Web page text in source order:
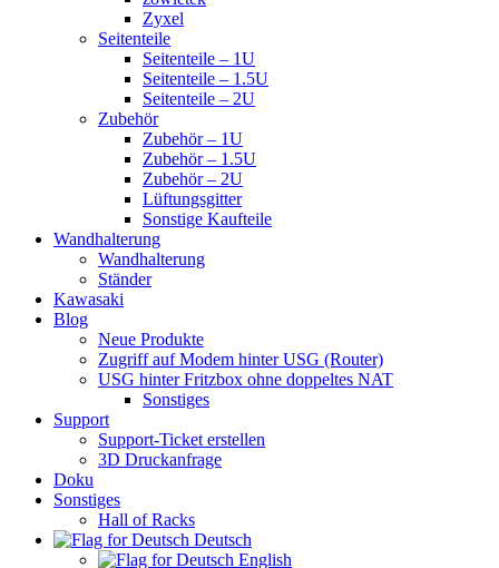
Zyxel
Seitenteile
Seitenteile – 1U
Seitenteile – 1.5U
Seitenteile – 2U
Zubehör
Zubehör – 1U
Zubehör – 1.5U
Zubehör – 2U
Lüftungsgitter
Sonstige Kaufteile
Wandhalterung
Wandhalterung
Ständer
Kawasaki
Blog
Neue Produkte
Zugriff auf Modem hinter USG (Router)
USG hinter Fritzbox ohne doppeltes NAT
Sonstiges
Support
Support-Ticket erstellen
3D Druckanfrage
Doku
Sonstiges
Hall of Racks
Deutsch
English